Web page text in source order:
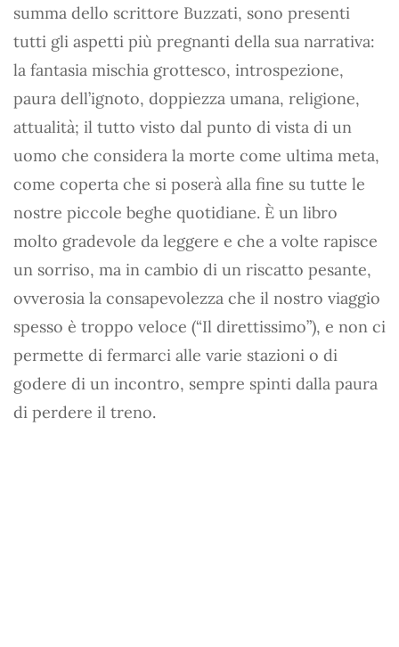
summa dello scrittore Buzzati, sono presenti
tutti gli aspetti più pregnanti della sua narrativa:
la fantasia mischia grottesco, introspezione,
paura dell’ignoto, doppiezza umana, religione,
attualità; il tutto visto dal punto di vista di un
uomo che considera la morte come ultima meta,
come coperta che si poserà alla fine su tutte le
nostre piccole beghe quotidiane. È un libro
molto gradevole da leggere e che a volte rapisce
un sorriso, ma in cambio di un riscatto pesante,
ovverosia la consapevolezza che il nostro viaggio
spesso è troppo veloce (“Il direttissimo”), e non ci
permette di fermarci alle varie stazioni o di
godere di un incontro, sempre spinti dalla paura
di perdere il treno.